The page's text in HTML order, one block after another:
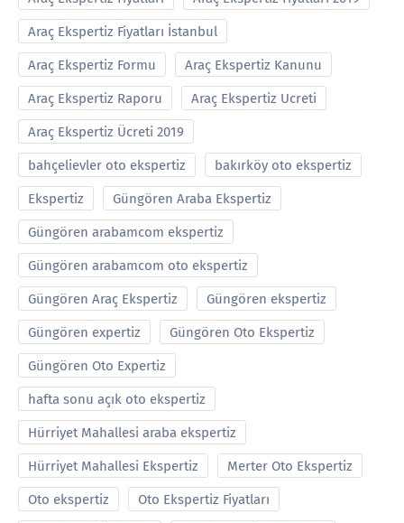
Araç Ekspertiz Fiyatları İstanbul
Araç Ekspertiz Formu Araç Ekspertiz Kanunu
Araç Ekspertiz Raporu Araç Ekspertiz Ucreti
Araç Ekspertiz Ücreti 2019
bahçelievler oto ekspertiz bakırköy oto ekspertiz
Ekspertiz Güngören Araba Ekspertiz
Güngören arabamcom ekspertiz
Güngören arabamcom oto ekspertiz
Güngören Araç Ekspertiz Güngören ekspertiz
Güngören expertiz Güngören Oto Ekspertiz
Güngören Oto Expertiz
hafta sonu açık oto ekspertiz
Hürriyet Mahallesi araba ekspertiz
Hürriyet Mahallesi Ekspertiz Merter Oto Ekspertiz
Oto ekspertiz Oto Ekspertiz Fiyatları